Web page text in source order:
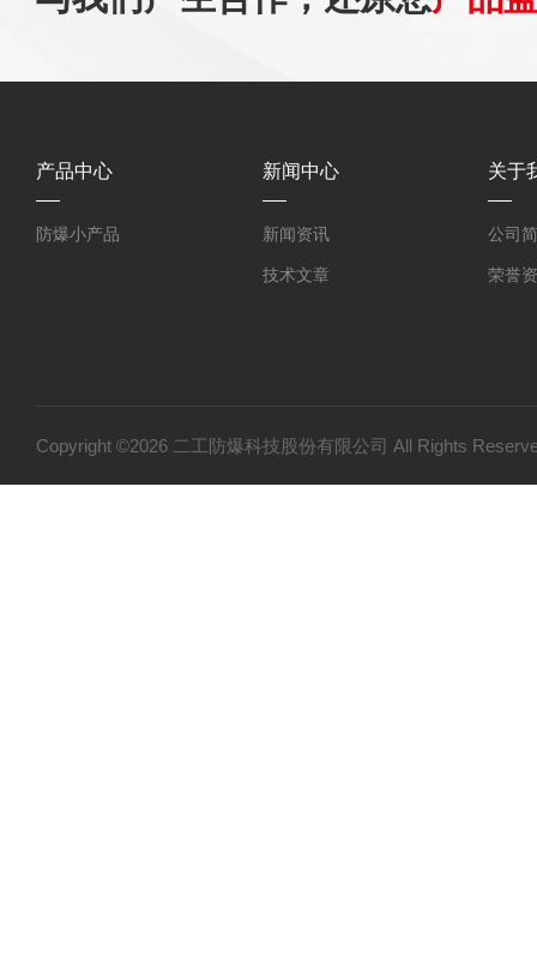
产品中心
防爆小产品
新闻中心
新闻资讯
技术文章
关于
公司
荣誉
Copyright ©2026 二工防爆科技股份有限公司 All Rights